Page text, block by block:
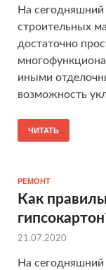
На
строительных
достаточно
иными
возможность
ЧИТАТЬ
РЕМОНТ
Как
21.07.2020
На сегодняшний